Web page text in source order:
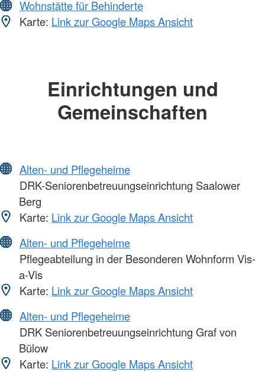
Wohnstätte für Behinderte
Karte: Link zur Google Maps Ansicht
Einrichtungen und
Gemeinschaften
Alten- und Pflegeheime
DRK-Seniorenbetreuungseinrichtung Saalower
Berg
Karte: Link zur Google Maps Ansicht
Alten- und Pflegeheime
Pflegeabteilung in der Besonderen Wohnform Vis-
a-Vis
Karte: Link zur Google Maps Ansicht
Alten- und Pflegeheime
DRK Seniorenbetreuungseinrichtung Graf von
Bülow
Karte: Link zur Google Maps Ansicht